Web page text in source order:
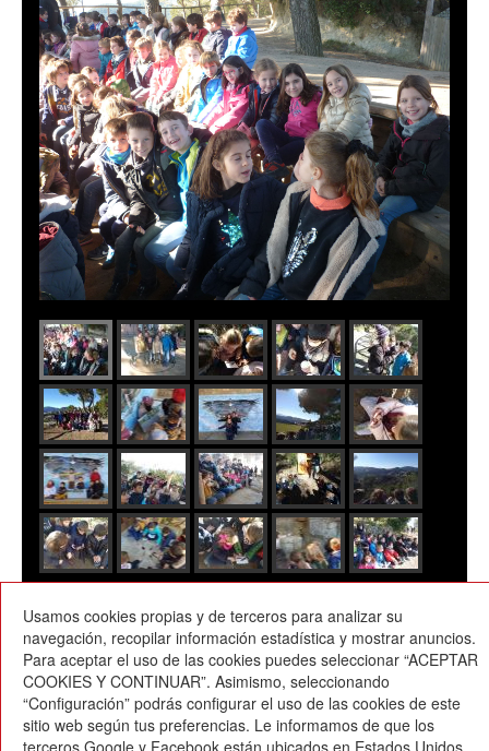
04/02/2019
Usamos cookies propias y de terceros para analizar su
navegación, recopilar información estadística y mostrar anuncios.
Para aceptar el uso de las cookies puedes seleccionar “ACEPTAR
COOKIES Y CONTINUAR”. Asimismo, seleccionando
“Configuración” podrás configurar el uso de las cookies de este
sitio web según tus preferencias. Le informamos de que los
terceros Google y Facebook están ubicados en Estados Unidos,